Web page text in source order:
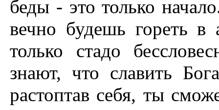
беды - это только
вечно будешь гореть
только стадо
знают, что славить
растоптав себя, ты